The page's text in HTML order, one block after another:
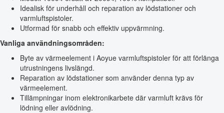
Idealisk för underhåll och reparation av lödstationer och
varmluftspistoler.
Utformad för snabb och effektiv uppvärmning.
Vanliga användningsområden:
Byte av värmeelement i Aoyue varmluftspistoler för att förlänga
utrustningens livslängd.
Reparation av lödstationer som använder denna typ av
värmeelement.
Tillämpningar inom elektronikarbete där varmluft krävs för
lödning eller avlödning.